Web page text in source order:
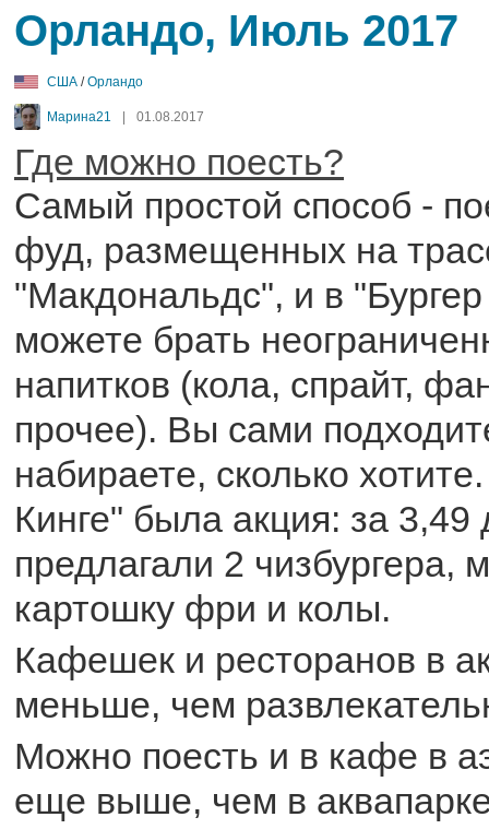
Орландо, Июль 2017
США /Орландо
Марина21 01.08.2017
Где можно поесть?
Самый простой способ -
фуд, размещенных на
"Макдональдс", и в
можете брать
напитков (кола, спрайт,
прочее). Вы сами
набираете, сколько
Кинге" была акция: за 3,49
предлагали 2 чизбургера,
картошку фри и колы.
Кафешек и ресторанов в
меньше, чем
Можно поесть и в кафе в
еще выше, чем в